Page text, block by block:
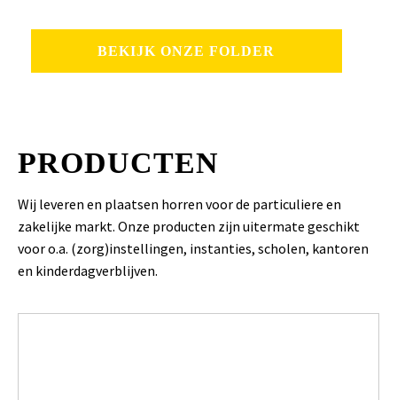
BEKIJK ONZE FOLDER
PRODUCTEN
Wij leveren en plaatsen horren voor de particuliere en
zakelijke markt. Onze producten zijn uitermate geschikt
voor o.a. (zorg)instellingen, instanties, scholen, kantoren
en kinderdagverblijven.